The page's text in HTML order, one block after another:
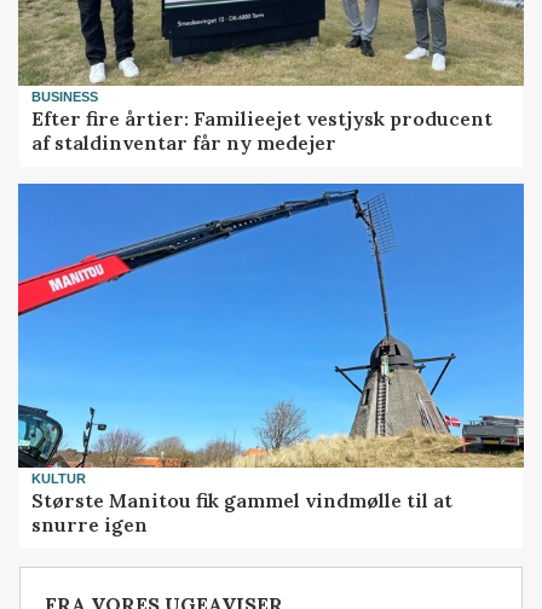
BUSINESS
Efter fire årtier: Familieejet vestjysk producent
af staldinventar får ny medejer
KULTUR
Største Manitou fik gammel vindmølle til at
snurre igen